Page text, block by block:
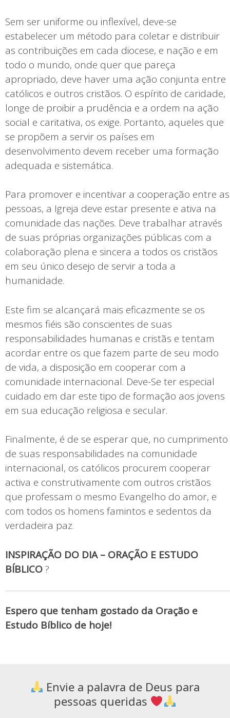
Sem ser uniforme ou inflexível, deve-se
estabelecer um método para coletar e distribuir
as contribuições em cada diocese, e nação e em
todo o mundo, onde quer que pareça
apropriado, deve haver uma ação conjunta entre
católicos e outros cristãos. O espírito de caridade,
longe de proibir a prudência e a ordem na ação
social e caritativa, os exige. Portanto, aqueles que
se propõem a servir os países em
desenvolvimento devem receber uma formação
adequada e sistemática.
Para promover e incentivar a cooperação entre as
pessoas, a Igreja deve estar presente e ativa na
comunidade das nações. Deve trabalhar através
de suas próprias organizações públicas com a
colaboração plena e sincera a todos os cristãos
em seu único desejo de servir a toda a
humanidade.
Este fim se alcançará mais eficazmente se os
mesmos fiéis são conscientes de suas
responsabilidades humanas e cristãs e tentam
acordar entre os que fazem parte de seu modo
de vida, a disposição em cooperar com a
comunidade internacional. Deve-Se ter especial
cuidado em dar este tipo de formação aos jovens
em sua educação religiosa e secular.
Finalmente, é de se esperar que, no cumprimento
de suas responsabilidades na comunidade
internacional, os católicos procurem cooperar
activa e construtivamente com outros cristãos
que professam o mesmo Evangelho do amor, e
com todos os homens famintos e sedentos da
verdadeira paz.
INSPIRAÇÃO DO DIA – ORAÇÃO E ESTUDO
BÍBLICO?
Espero que tenham gostado da Oração e
Estudo Bíblico de hoje!
Envie a palavra de Deus para
pessoas queridas